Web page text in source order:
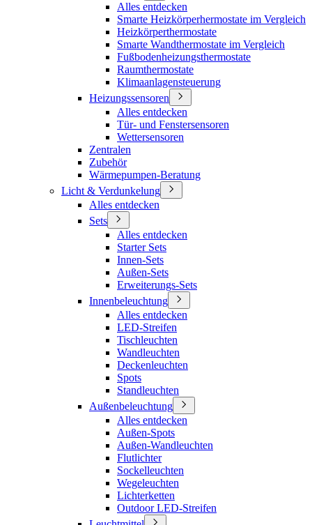
Alles entdecken
Smarte Heizkörperhermostate im Vergleich
Heizkörperthermostate
Smarte Wandthermostate im Vergleich
Fußbodenheizungsthermostate
Raumthermostate
Klimaanlagensteuerung
Heizungssensoren
Alles entdecken
Tür- und Fenstersensoren
Wettersensoren
Zentralen
Zubehör
Wärmepumpen-Beratung
Licht & Verdunkelung
Alles entdecken
Sets
Alles entdecken
Starter Sets
Innen-Sets
Außen-Sets
Erweiterungs-Sets
Innenbeleuchtung
Alles entdecken
LED-Streifen
Tischleuchten
Wandleuchten
Deckenleuchten
Spots
Standleuchten
Außenbeleuchtung
Alles entdecken
Außen-Spots
Außen-Wandleuchten
Flutlichter
Sockelleuchten
Wegeleuchten
Lichterketten
Outdoor LED-Streifen